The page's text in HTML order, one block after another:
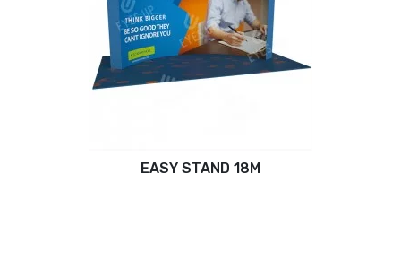
EASY STAND 18M